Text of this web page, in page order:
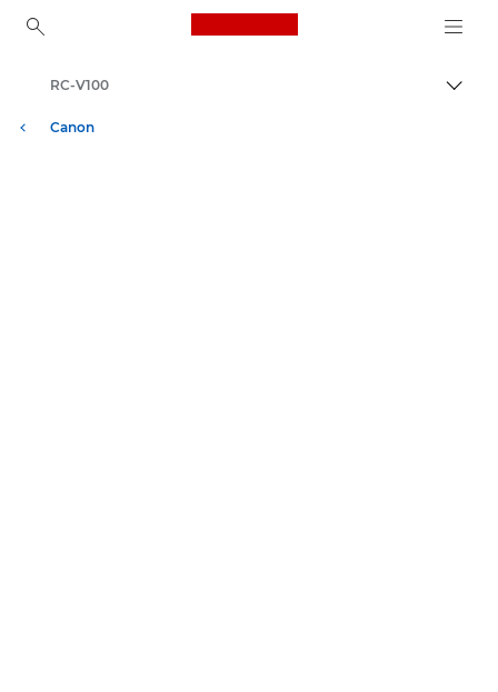
Canon Logo, back to
Canon
RC-V100